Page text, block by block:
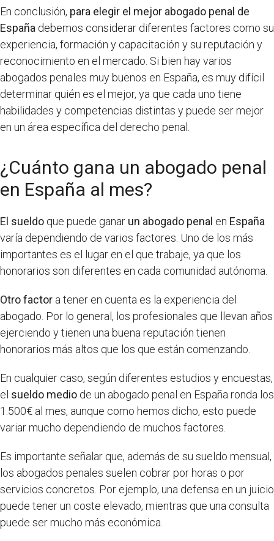
En conclusión, para elegir el mejor abogado penal de
España debemos considerar diferentes factores como su
experiencia, formación y capacitación y su reputación y
reconocimiento en el mercado. Si bien hay varios
abogados penales muy buenos en España, es muy difícil
determinar quién es el mejor, ya que cada uno tiene
habilidades y competencias distintas y puede ser mejor
en un área específica del derecho penal.
¿Cuánto gana un abogado penal
en España al mes?
El sueldo que puede ganar un abogado penal en España
varía dependiendo de varios factores. Uno de los más
importantes es el lugar en el que trabaje, ya que los
honorarios son diferentes en cada comunidad autónoma.
Otro factor a tener en cuenta es la experiencia del
abogado. Por lo general, los profesionales que llevan años
ejerciendo y tienen una buena reputación tienen
honorarios más altos que los que están comenzando.
En cualquier caso, según diferentes estudios y encuestas,
el sueldo medio de un abogado penal en España ronda los
1.500€ al mes, aunque como hemos dicho, esto puede
variar mucho dependiendo de muchos factores.
Es importante señalar que, además de su sueldo mensual,
los abogados penales suelen cobrar por horas o por
servicios concretos. Por ejemplo, una defensa en un juicio
puede tener un coste elevado, mientras que una consulta
puede ser mucho más económica.